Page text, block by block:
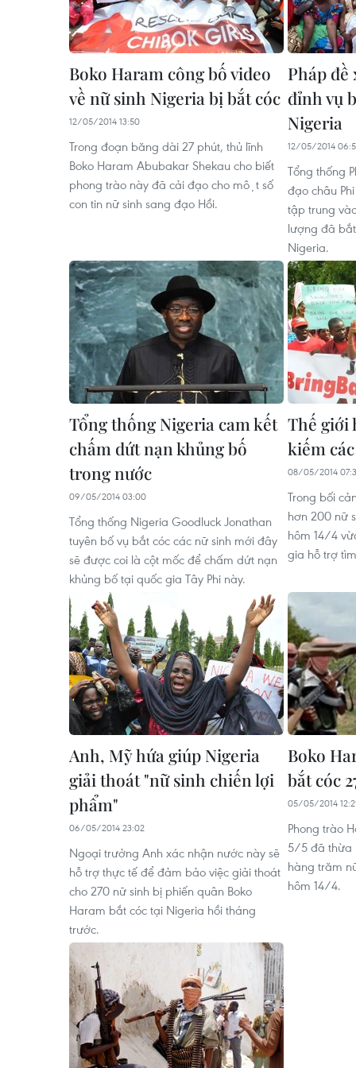
Boko Haram công bố video
về nữ sinh Nigeria bị bắt cóc
12/05/2014 13:50
Trong đoạn băng dài 27 phút, thủ lĩnh
Boko Haram Abubakar Shekau cho biết
phong trào này đã cải đạo cho một số
con tin nữ sinh sang đạo Hồi.
Pháp
đỉnh vụ
Nigeria
12/05/2014
Tổng thống
đạo châu
tập trung
lượng đã
Nigeria.
Tổng thống Nigeria cam kết
chấm dứt nạn khủng bố
trong nước
09/05/2014 03:00
Tổng thống Nigeria Goodluck Jonathan
tuyên bố vụ bắt cóc các nữ sinh mới đây
sẽ được coi là cột mốc để chấm dứt nạn
khủng bố tại quốc gia Tây Phi này.
Thế giới
kiếm
08/05/2014
Trong bối
hơn 200 nữ
hôm 14/4
gia hỗ trợ
Anh, Mỹ hứa giúp Nigeria
giải thoát "nữ sinh chiến lợi
phẩm"
06/05/2014 23:02
Ngoại trưởng Anh xác nhận nước này sẽ
hỗ trợ thực tế để đảm bảo việc giải thoát
cho 270 nữ sinh bị phiến quân Boko
Haram bắt cóc tại Nigeria hồi tháng
trước.
Boko
bắt cóc
05/05/2014
Phong trào
5/5 đã thừa
hàng trăm
hôm 14/4.